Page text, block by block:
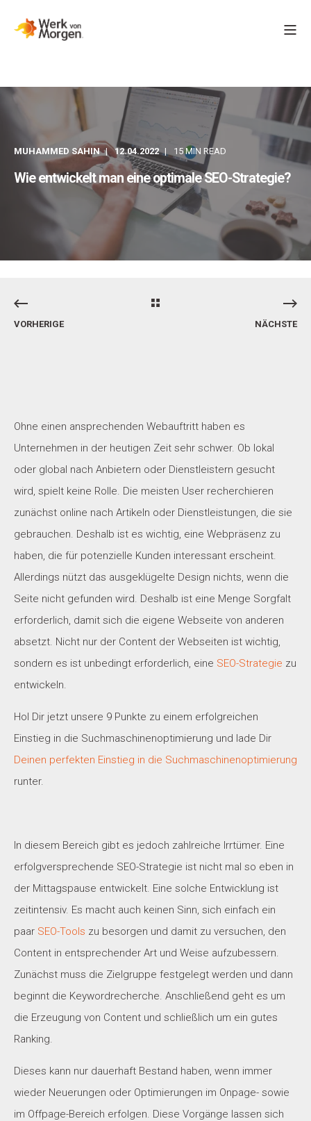
MUHAMMED SAHIN 12.04.2022 15 MIN READ
Wie entwickelt man eine optimale SEO-Strategie?
VORHERIGE NÄCHSTE
Ohne einen ansprechenden Webauftritt haben es
Unternehmen in der heutigen Zeit sehr schwer. Ob lokal
oder global nach Anbietern oder Dienstleistern gesucht
wird, spielt keine Rolle. Die meisten User recherchieren
zunächst online nach Artikeln oder Dienstleistungen, die sie
gebrauchen. Deshalb ist es wichtig, eine Webpräsenz zu
haben, die für potenzielle Kunden interessant erscheint.
Allerdings nützt das ausgeklügelte Design nichts, wenn die
Seite nicht gefunden wird. Deshalb ist eine Menge Sorgfalt
erforderlich, damit sich die eigene Webseite von anderen
absetzt. Nicht nur der Content der Webseiten ist wichtig,
sondern es ist unbedingt erforderlich, eine SEO-Strategie zu
entwickeln.
Hol Dir jetzt unsere 9 Punkte zu einem erfolgreichen
Einstieg in die Suchmaschinenoptimierung und lade Dir
Deinen perfekten Einstieg in die Suchmaschinenoptimierung
runter.
In diesem Bereich gibt es jedoch zahlreiche Irrtümer. Eine
erfolgversprechende SEO-Strategie ist nicht mal so eben in
der Mittagspause entwickelt. Eine solche Entwicklung ist
zeitintensiv. Es macht auch keinen Sinn, sich einfach ein
paar SEO-Tools zu besorgen und damit zu versuchen, den
Content in entsprechender Art und Weise aufzubessern.
Zunächst muss die Zielgruppe festgelegt werden und dann
beginnt die Keywordrecherche. Anschließend geht es um
die Erzeugung von Content und schließlich um ein gutes
Ranking.
Dieses kann nur dauerhaft Bestand haben, wenn immer
wieder Neuerungen oder Optimierungen im Onpage- sowie
im Offpage-Bereich erfolgen. Diese Vorgänge lassen sich